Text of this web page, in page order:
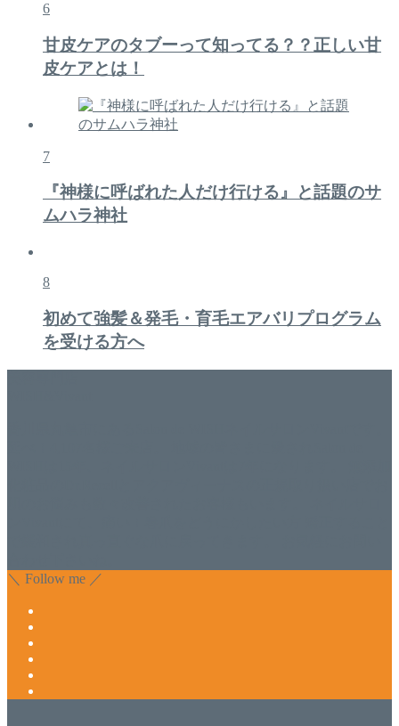
6
甘皮ケアのタブーって知ってる？？正しい甘
皮ケアとは！
7
『神様に呼ばれた人だけ行ける』と話題のサ
ムハラ神社
8
初めて強髪＆発毛・育毛エアバリプログラム
を受ける方へ
＼ Follow me ／